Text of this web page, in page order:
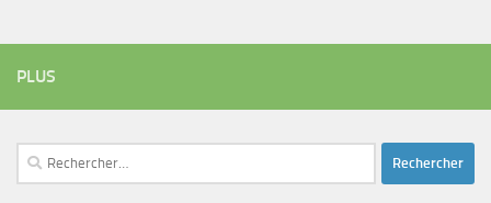
PLUS
Rechercher :